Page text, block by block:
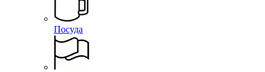
Посуда